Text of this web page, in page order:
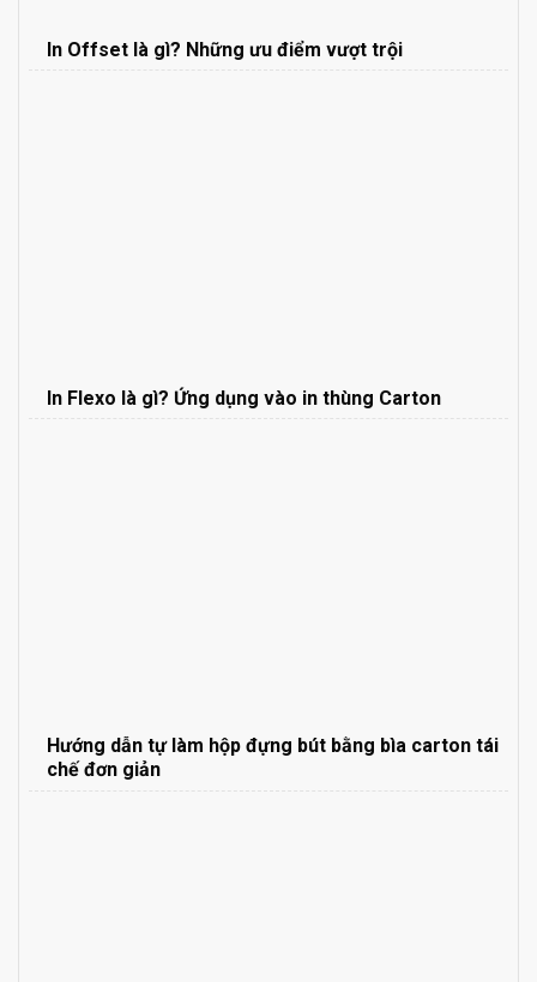
In Offset là gì? Những ưu điểm vượt trội
In Flexo là gì? Ứng dụng vào in thùng Carton
Hướng dẫn tự làm hộp đựng bút bằng bìa carton tái
chế đơn giản